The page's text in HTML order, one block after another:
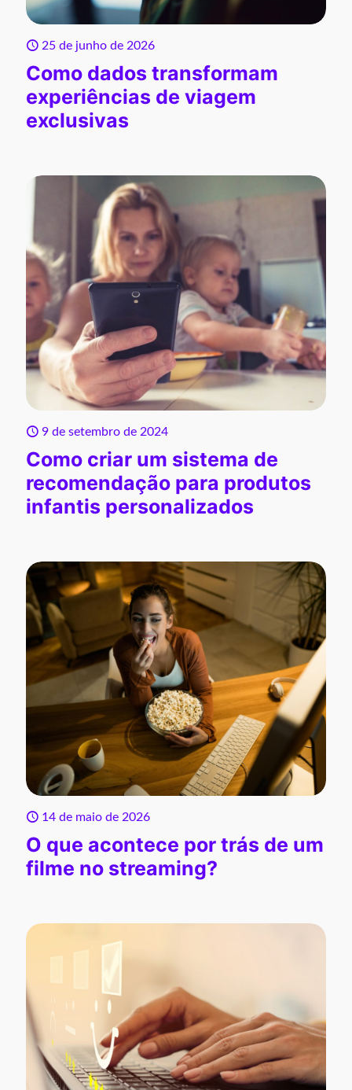
25 de junho de 2026
Como dados transformam
experiências de viagem
exclusivas
9 de setembro de 2024
Como criar um sistema de
recomendação para produtos
infantis personalizados
14 de maio de 2026
O que acontece por trás de um
filme no streaming?